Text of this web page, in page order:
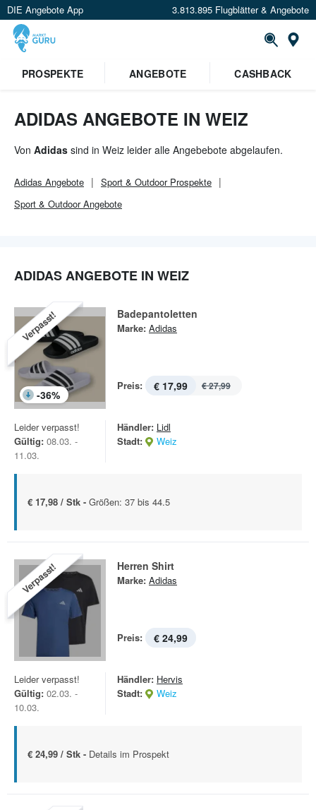
DIE Angebote App 3.813.895 Flugblätter & Angebote
PROSPEKTE
ANGEBOTE CASHBACK
ADIDAS ANGEBOTE IN WEIZ
Von Adidas sind in Weiz leider alle Angebebote abgelaufen.
Adidas Angebote Sport & OutdoorProspekte
Sport & OutdoorAngebote
ADIDAS ANGEBOTE IN WEIZ
Verpasst!
-36%
Badepantoletten
Marke: Adidas
Preis: € 17,99 € 27,99
Leider verpasst!
Gültig: 08.03. -
11.03.
Händler: Lidl
Stadt:
Weiz
€ 17,98 / Stk - Größen: 37 bis 44.5
Verpasst! Herren Shirt
Marke: Adidas
Preis: € 24,99
Leider verpasst!
Gültig: 02.03. -
10.03.
Händler: Hervis
Stadt:
Weiz
€ 24,99 / Stk - Details im Prospekt